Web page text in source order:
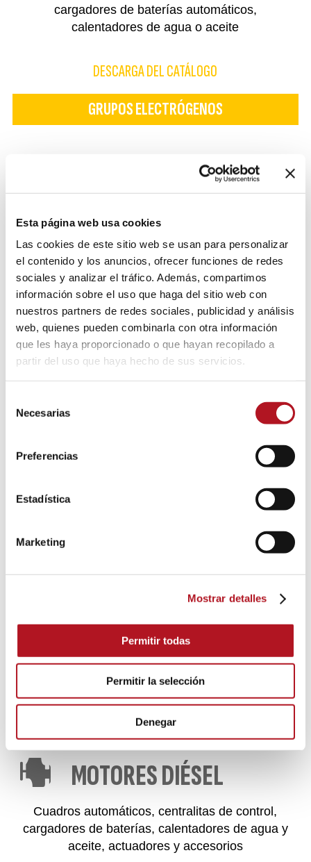
Esta página web usa cookies
Las cookies de este sitio web se usan para personalizar
el contenido y los anuncios, ofrecer funciones de redes
sociales y analizar el tráfico. Además, compartimos
información sobre el uso que haga del sitio web con
nuestros partners de redes sociales, publicidad y análisis
web, quienes pueden combinarla con otra información
que les haya proporcionado o que hayan recopilado a
partir del uso que haya hecho de sus servicios.
Necesarias
Preferencias
Estadística
Marketing
Mostrar detalles
Permitir todas
Permitir la selección
Denegar
cargadores de baterías automáticos,
calentadores de agua o aceite
DESCARGA DEL CATÁLOGO
GRUPOS ELECTRÓGENOS
MOTOBOMBA DE
IRRIGACIÓN
Centralitas de control local y vía gsm-módem,
centralitas de regulación de presión de la
bomba, actuadores y accesorios
DESCARGA DEL CATÁLOGO
GRUPOS ANTIINCENDIOS
Cuadros automáticos para motobomba diésel y
de baterías, calentadores de agua y aceite
DESCARGA DEL CATÁLOGO
GRUPOS ANTIINCENDIOS
MOTORES DIÉSEL
Cuadros automáticos, centralitas de control,
cargadores de baterías, calentadores de agua y
aceite, actuadores y accesorios